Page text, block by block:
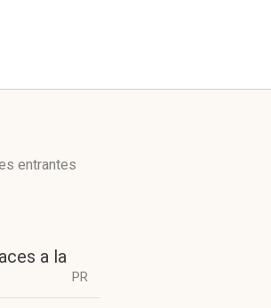
entrantes
a la
PR